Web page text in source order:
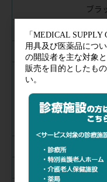
ブラ
カリビ
ラズ